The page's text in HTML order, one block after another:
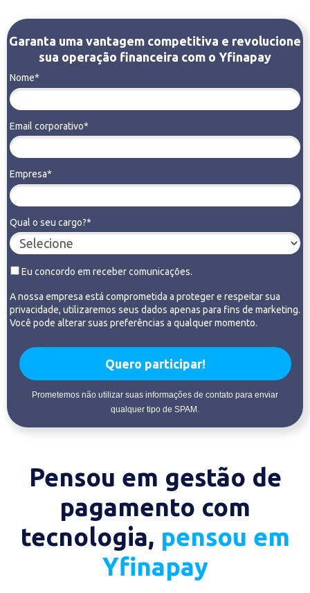
Garanta uma vantagem competitiva e revolucione
sua operação financeira com o Yfinapay
Nome*
Email corporativo*
Empresa*
Qual o seu cargo?*
Eu concordo em receber comunicações.
A nossa empresa está comprometida a proteger e respeitar sua
privacidade, utilizaremos seus dados apenas para fins de marketing.
Você pode alterar suas preferências a qualquer momento.
Quero participar!
Prometemos não utilizar suas informações de contato para enviar
qualquer tipo de SPAM.
Pensou em gestão de
pagamento com
tecnologia, pensou em
Yfinapay